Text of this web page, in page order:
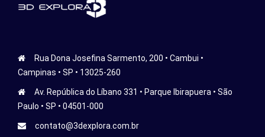
Rua Dona Josefina Sarmento, 200 • Cambui •
Campinas • SP • 13025-260
Av. República do Líbano 331 • Parque Ibirapuera • São
Paulo • SP • 04501-000
contato@3dexplora.com.br